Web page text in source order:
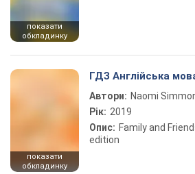
показати
обкладинку
показати
обкладинку
ГДЗ Англійська
Автори: Naomi
Рік: 2019
Опис: Family and
edition